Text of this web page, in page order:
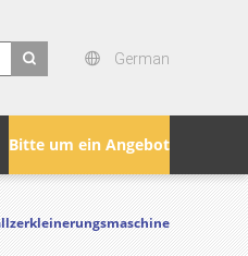
German
Bitte um ein Angebot